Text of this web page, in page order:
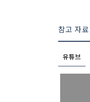
참고 자료
유튜브